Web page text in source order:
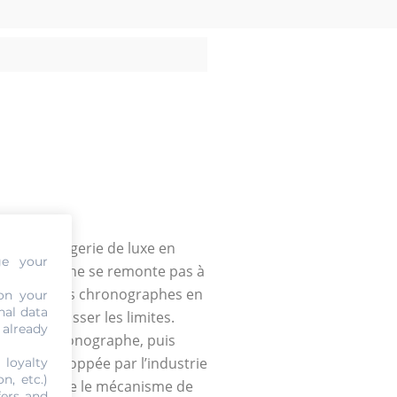
l’horlogerie de luxe en
qui ne se remonte pas à
fois des chronographes en
su repousser les limites.
de chronographe, puis
développée par l’industrie
intègre le mécanisme de
your
your
data
loyalty
etc.)